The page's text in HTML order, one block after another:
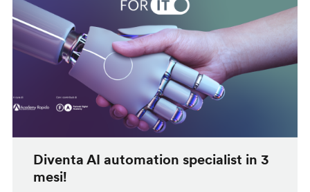
Diventa AI automation specialist in 3
mesi!